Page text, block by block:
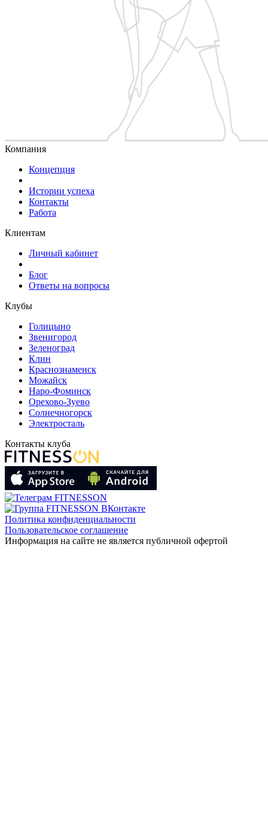
Компания
Концепция
Истории успеха
Контакты
Работа
Клиентам
Личный кабинет
Блог
Ответы на вопросы
Клубы
Голицыно
Звенигород
Зеленоград
Клин
Краснознаменск
Можайск
Наро-Фоминск
Орехово-Зуево
Солнечногорск
Электросталь
Контакты клуба
Политика конфиденциальности
Пользовательское соглашение
Информация на сайте не является публичной офертой